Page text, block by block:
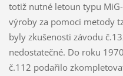
totiž nutné letoun typu
výroby za pomoci metody
byly zkušenosti závodu
nedostatečné. Do roku
č.112 podařilo